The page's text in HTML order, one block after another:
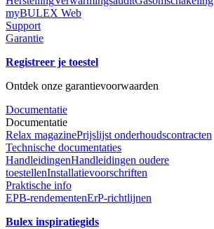
myBULEX Web
Support
Garantie
Registreer je toestel
Ontdek onze garantievoorwaarden
Documentatie
Documentatie
Relax magazinePrijslijst onderhoudscontracten
Technische documentaties
HandleidingenHandleidingen oudere
toestellenInstallatievoorschriften
Praktische info
EPB-rendementenErP-richtlijnen
Bulex inspiratiegids